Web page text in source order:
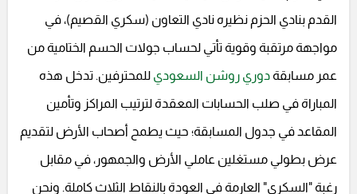
القدم بنادي الحزم نظيره نادي التعاون (سكري القصيم)، في
مواجهة مرتقبة وقوية تأتي لحساب جولات الحسم الختامية من
عمر مسابقة دوري روشن السعودي للمحترفين. تدخل هذه
المباراة في صلب الحسابات المعقدة لترتيب المراكز وتأمين
المقاعد في جدول المسابقة؛ حيث يطمح أصحاب الأرض لتقديم
عرض بطولي مستغلين عاملي الأرض والجمهور، في مقابل
رغبة "السكري" العارمة في العودة بالنقاط الثلاث كاملة. ونحن